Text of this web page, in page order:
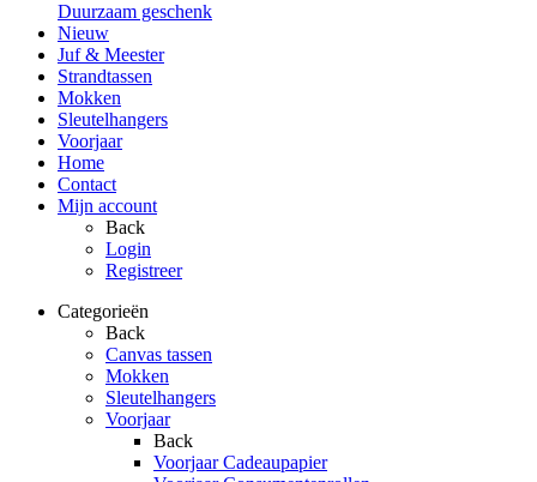
Duurzaam geschenk
Nieuw
Juf & Meester
Strandtassen
Mokken
Sleutelhangers
Voorjaar
Home
Contact
Mijn account
Back
Login
Registreer
Categorieën
Back
Canvas tassen
Mokken
Sleutelhangers
Voorjaar
Back
Voorjaar Cadeaupapier